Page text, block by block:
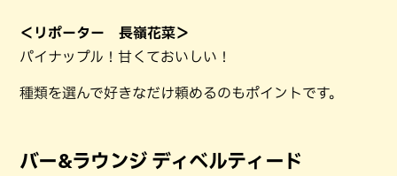
＜リポーター 長嶺花菜＞
パイナップル！甘くておいしい！
種類を選んで好きなだけ頼めるのもポイントです。
バー&ラウンジ ディベルティード